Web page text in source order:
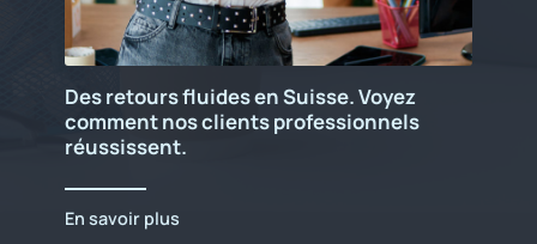
Des retours fluides en Suisse. Voyez
comment nos clients professionnels
réussissent.
En savoir plus